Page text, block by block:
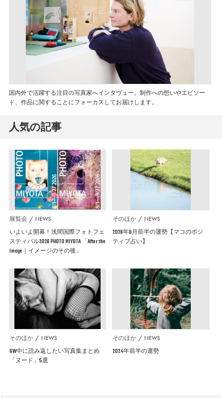
国内外で活躍する注目の写真家へインタヴュー。制作への想いやエピソー
ド、作品に関することにフォーカスしてお届けします。
人気の記事
展覧会 NEWS
いよいよ開幕！浅間国際フォトフェ
スティバル2026 PHOTO MIYOTA 「After the
Image｜イメージのその後」
そのほか NEWS
2026年8月前半の運勢【マコのポジ
ティブ占い】
そのほか NEWS
GW中に読み返したい写真集まとめ
「ヌード」5選
そのほか NEWS
2024年前半の運勢